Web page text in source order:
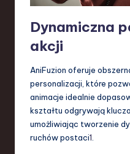
Dynamiczna
akcji
AniFuzion oferuje
personalizacji, które
animacje idealnie
kształtu odgrywają
umożliwiając tworzenie
ruchów postaci1